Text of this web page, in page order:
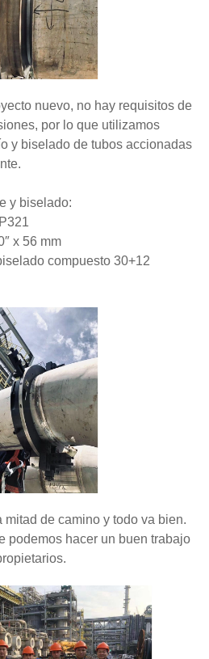
nuevo, no hay requisitos de
por lo que utilizamos
y biselado de tubos accionadas
y biselado:
x 56 mm
compuesto 30+12
de camino y todo va bien.
podemos hacer un buen trabajo